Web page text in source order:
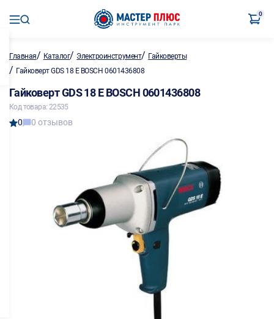
0
Главная/ Каталог/ Электроинструмент/ Гайковерты
/ Гайковерт GDS 18 E BOSCH 0601436808
Гайковерт GDS 18 E BOSCH 0601436808
Код товара: 22535
0 0 отзывов